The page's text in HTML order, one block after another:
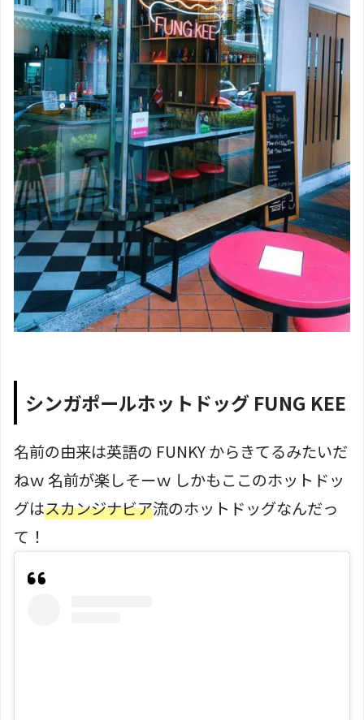
シンガポールホットドッグ FUNG KEE
名前の由来は英語の FUNKY からきてるみたいだ
ねｗ 名前が楽しそーｗ しかもここのホットドッ
グはスカンジナビア流のホットドッグなんだっ
て！